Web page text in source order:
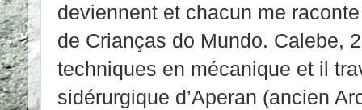
deviennent et chacun me
de Crianças do Mundo. Calebe,
techniques en mécanique et il
sidérurgique d’Aperan (ancien